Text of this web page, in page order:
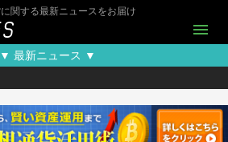
関する最新ニュースをお届け
menu
▼ 最新ニュース ▼